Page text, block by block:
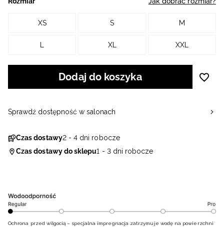
XS S M
L XL XXL
Dodaj do koszyka
Czas dostawy2 - 4 dni robocze
Czas dostawy do sklepu1 - 3 dni robocze
Sprawdź dostępność w salonach
Ochrona przed wilgocią – specjalna impregnacja zatrzymuje wodę na powierzchni